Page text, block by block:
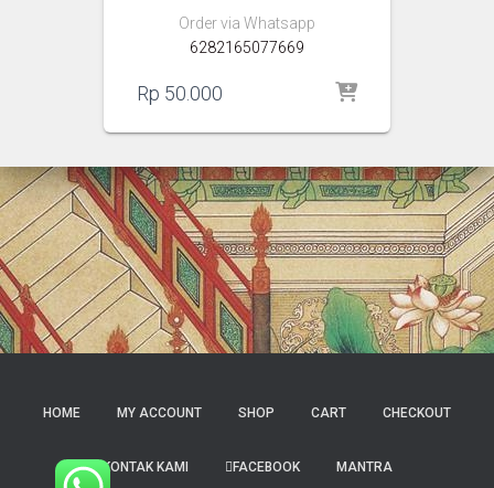
Order via Whatsapp
6282165077669
Rp 50.000
HOME MY ACCOUNT SHOP CART CHECKOUT
KONTAK KAMI FACEBOOK MANTRA